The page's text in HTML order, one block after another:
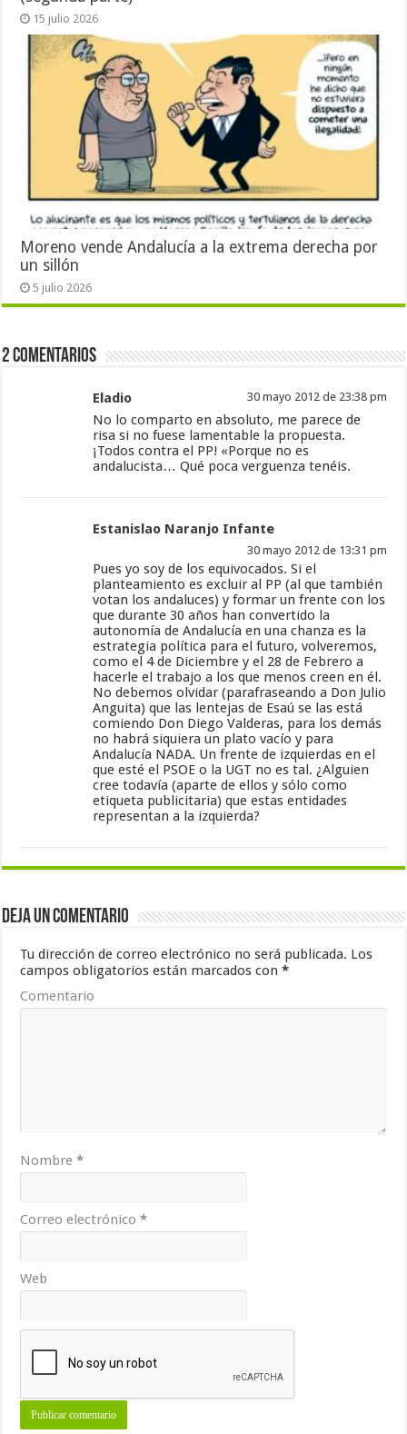
15 julio 2026
Moreno vende Andalucía a la extrema derecha por
un sillón
5 julio 2026
2 Comentarios
Eladio 30 mayo 2012 de 23:38 pm
No lo comparto en absoluto, me parece de
risa si no fuese lamentable la propuesta.
¡Todos contra el PP! «Porque no es
andalucista… Qué poca verguenza tenéis.
Estanislao Naranjo Infante
30 mayo 2012 de 13:31 pm
Pues yo soy de los equivocados. Si el
planteamiento es excluir al PP (al que también
votan los andaluces) y formar un frente con los
que durante 30 años han convertido la
autonomía de Andalucía en una chanza es la
estrategia política para el futuro, volveremos,
como el 4 de Diciembre y el 28 de Febrero a
hacerle el trabajo a los que menos creen en él.
No debemos olvidar (parafraseando a Don Julio
Anguita) que las lentejas de Esaú se las está
comiendo Don Diego Valderas, para los demás
no habrá siquiera un plato vacío y para
Andalucía NADA. Un frente de izquierdas en el
que esté el PSOE o la UGT no es tal. ¿Alguien
cree todavía (aparte de ellos y sólo como
etiqueta publicitaria) que estas entidades
representan a la izquierda?
Deja un comentario
Tu dirección de correo electrónico no será publicada. Los
campos obligatorios están marcados con*
Comentario
Nombre*
Correo electrónico*
Web